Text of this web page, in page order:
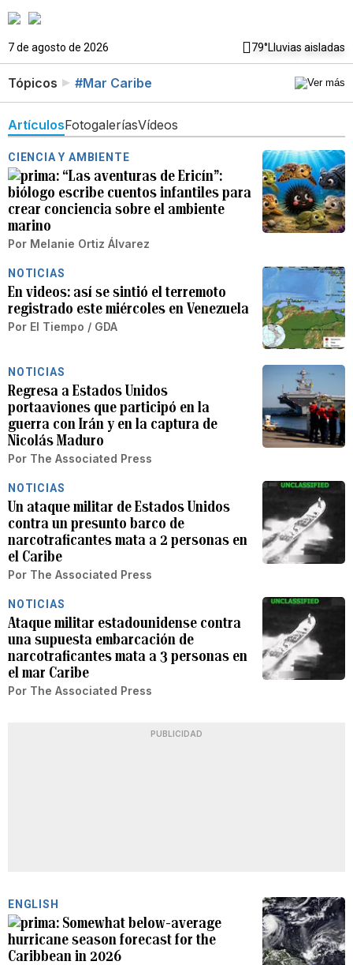
7 de agosto de 2026 79°Lluvias aisladas
Tópicos #Mar Caribe
ArtículosFotogaleríasVídeos
CIENCIA Y AMBIENTE
“Las aventuras de Ericín”:
biólogo escribe cuentos infantiles para
crear conciencia sobre el ambiente
marino
Por Melanie Ortiz Álvarez
NOTICIAS
En videos: así se sintió el terremoto
registrado este miércoles en Venezuela
Por El Tiempo / GDA
NOTICIAS
Regresa a Estados Unidos
portaaviones que participó en la
guerra con Irán y en la captura de
Nicolás Maduro
Por The Associated Press
NOTICIAS
Un ataque militar de Estados Unidos
contra un presunto barco de
narcotraficantes mata a 2 personas en
el Caribe
Por The Associated Press
NOTICIAS
Ataque militar estadounidense contra
una supuesta embarcación de
narcotraficantes mata a 3 personas en
el mar Caribe
Por The Associated Press
PUBLICIDAD
ENGLISH
Somewhat below-average
hurricane season forecast for the
Caribbean in 2026